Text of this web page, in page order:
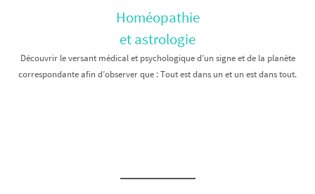
Homéopathie
et astrologie
Découvrir le versant médical et psychologique d’un signe et de la planète
correspondante afin d’observer que : Tout est dans un et un est dans tout.